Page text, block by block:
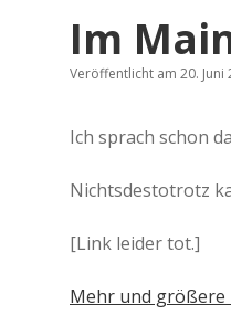
Im
Veröffentlicht am 20. Juni
Ich sprach schon
Nichtsdestotrotz
[Link leider tot.]
Mehr und größere